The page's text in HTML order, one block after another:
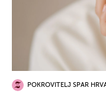
POKROVITELJ SPAR